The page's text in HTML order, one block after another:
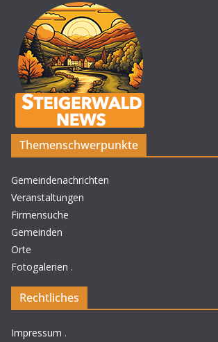
Themenschwerpunkte
Gemeindenachrichten
Veranstaltungen
Firmensuche
Gemeinden
Orte
Fotogalerien .
Rechtliches
Impressum .